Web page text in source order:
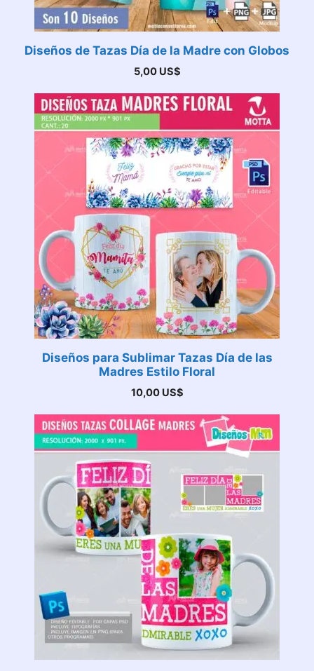
Diseños de Tazas Día de la Madre con Globos
5,00 US$
Diseños para Sublimar Tazas Día de las
Madres Estilo Floral
10,00 US$